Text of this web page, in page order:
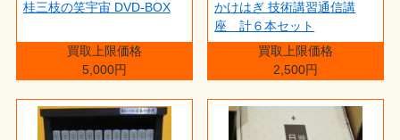
桂三枝の笑宇宙 DVD-BOX
買取上限価格
5,000円
かけはぎ 技術講習通信講
座 計６本セット
買取上限価格
2,500円